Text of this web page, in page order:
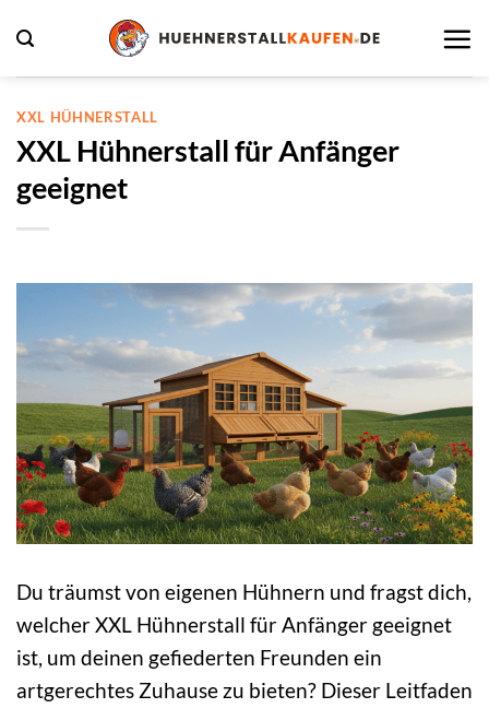
Inhalt
springen
XXL HÜHNERSTALL
XXL Hühnerstall für Anfänger
geeignet
Du träumst von eigenen Hühnern und fragst dich,
welcher XXL Hühnerstall für Anfänger geeignet
ist, um deinen gefiederten Freunden ein
artgerechtes Zuhause zu bieten? Dieser Leitfaden